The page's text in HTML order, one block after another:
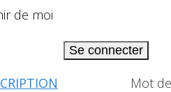
de moi
Se connecter
Mot